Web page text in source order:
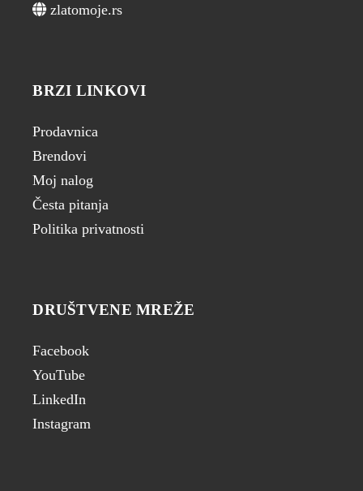
zlatomoje.rs
BRZI LINKOVI
Prodavnica
Brendovi
Moj nalog
Česta pitanja
Politika privatnosti
DRUŠTVENE MREŽE
Facebook
YouTube
LinkedIn
Instagram